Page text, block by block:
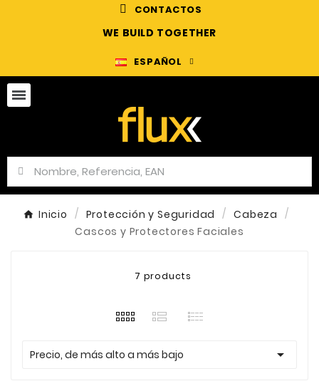
CONTACTOS
WE BUILD TOGETHER
ESPAÑOL
Inicio Protección y Seguridad
Cabeza
Cascos y Protectores Faciales
7 products
Precio, de más alto a más bajo 